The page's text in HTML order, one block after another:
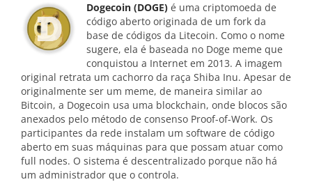
Dogecoin (DOGE) é uma criptomoeda de
código aberto originada de um fork da
base de códigos da Litecoin. Como o nome
sugere, ela é baseada no Doge meme que
conquistou a Internet em 2013. A imagem
original retrata um cachorro da raça Shiba Inu. Apesar de
originalmente ser um meme, de maneira similar ao
Bitcoin, a Dogecoin usa uma blockchain, onde blocos são
anexados pelo método de consenso Proof-of-Work. Os
participantes da rede instalam um software de código
aberto em suas máquinas para que possam atuar como
full nodes. O sistema é descentralizado porque não há
um administrador que o controla.